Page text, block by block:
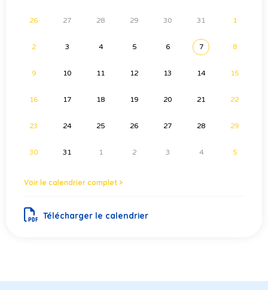
26 27 28 29 30 31 1
2 3 4 5 6 7 8
9 10 11 12 13 14 15
16 17 18 19 20 21 22
23 24 25 26 27 28 29
30 31 1 2 3 4 5
Voir le calendrier complet >
Télécharger le calendrier